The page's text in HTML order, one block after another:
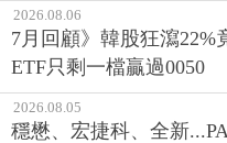
2026.08.06
7月回顧》韓股狂瀉22%
ETF只剩一檔贏過0050
2026.08.05
穩懋、宏捷科、全新